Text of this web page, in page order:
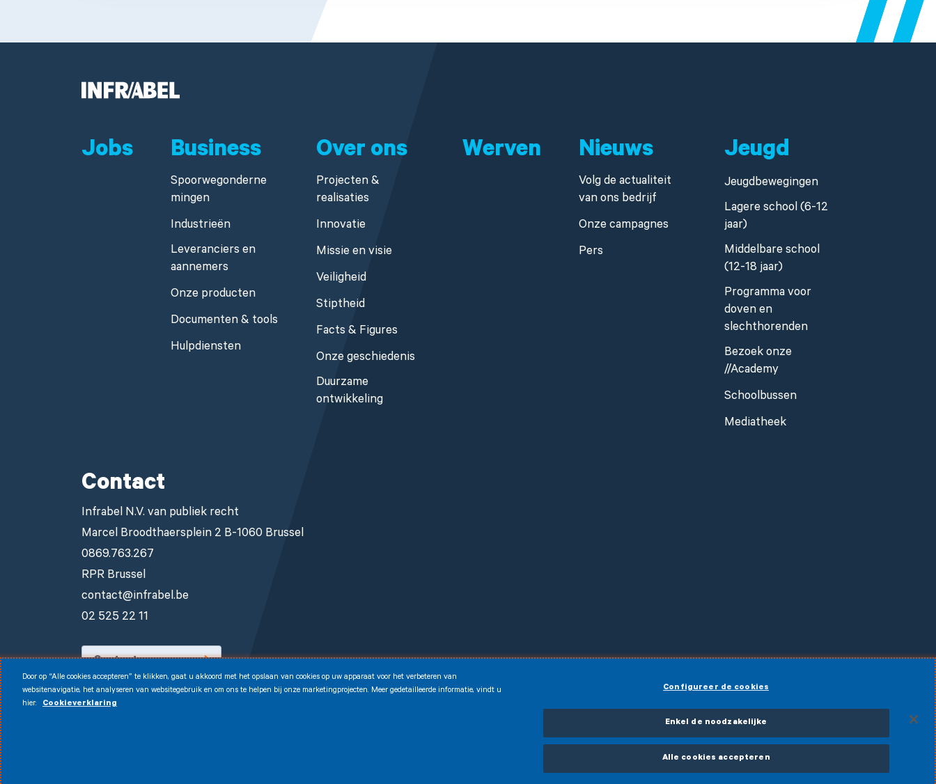
Jobs Business
Spoorwegonderne
mingen
Industrieën
Leveranciers en
aannemers
Onze producten
Documenten & tools
Hulpdiensten
Over ons
Projecten &
realisaties
Innovatie
Missie en visie
Veiligheid
Stiptheid
Facts & Figures
Onze geschiedenis
Duurzame
ontwikkeling
Werven Nieuws
Volg de actualiteit
van ons bedrijf
Onze campagnes
Pers
Jeugd
Jeugdbewegingen
Lagere school (6-12
jaar)
Middelbare school
(12-18 jaar)
Programma voor
doven en
slechthorenden
Bezoek onze
//Academy
Schoolbussen
Mediatheek
Contact
Infrabel N.V. van publiek recht
Marcel Broodthaersplein 2 B-1060 Brussel
0869.763.267
RPR Brussel
contact@infrabel.be
02 525 22 11
Contacteer ons
FacebookInstagramLinkedInYoutube
Algemene verkoopsvoorwaarden
Door op “Alle cookies accepteren” te klikken, gaat u akkoord met het opslaan van cookies op uw apparaat voor het verbeteren van
websitenavigatie, het analyseren van websitegebruik en om ons te helpen bij onze marketingprojecten. Meer gedetailleerde informatie, vindt u
hier:
Cookieverklaring
Configureer de cookies
Enkel de noodzakelijke
Alle cookies accepteren